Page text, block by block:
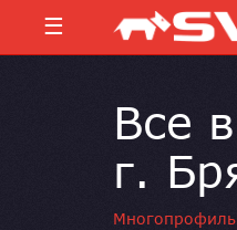
☰
Все
г.